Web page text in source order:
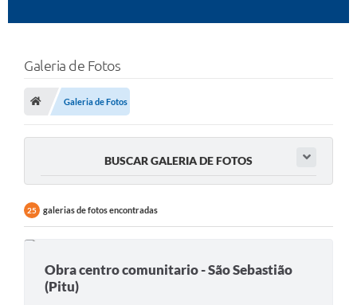
Galeria de Fotos
Galeria de Fotos
BUSCAR GALERIA DE FOTOS
25 galerias de fotos encontradas
Obra centro comunitario - São Sebastião
(Pitu)